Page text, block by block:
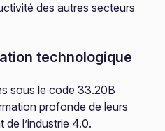
des autres secteurs
technologique
sous le code 33.20B
profonde de leurs
de l’industrie 4.0.